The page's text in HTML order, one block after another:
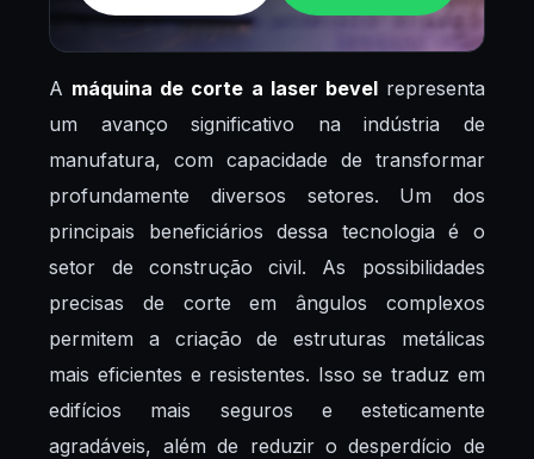
A máquina de corte a laser bevelrepresenta
um avanço significativo na indústria de
manufatura, com capacidade de transformar
profundamente diversos setores. Um dos
principais beneficiários dessa tecnologia é o
setor de construção civil. As possibilidades
precisas de corte em ângulos complexos
permitem a criação de estruturas metálicas
mais eficientes e resistentes. Isso se traduz em
edifícios mais seguros e esteticamente
agradáveis, além de reduzir o desperdício de